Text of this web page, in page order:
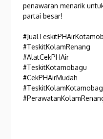
penawaran menarik
partai besar!
#TeskitKolamRenang
#AlatCekPHAir
#TeskitKotamobagu
#CekPHAirMudah